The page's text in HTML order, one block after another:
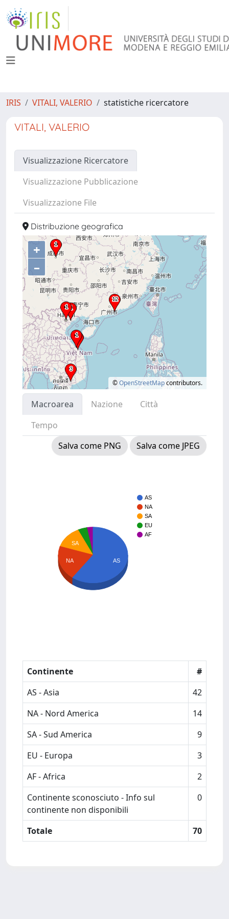
IRIS VITALI, VALERIO statistiche ricercatore
VITALI, VALERIO
Visualizzazione Ricercatore
Visualizzazione Pubblicazione
Visualizzazione File
Distribuzione geografica
+
–
©OpenStreetMapcontributors.
Macroarea Nazione
Città
Tempo
Salva come PNG
Salva come JPEG
AS
NA
SA
EU
AF
SA
NA AS
Continente
#
AS - Asia
42
NA - Nord America
14
SA - Sud America
9
EU - Europa
3
AF - Africa
2
Continente sconosciuto - Info sul
continente non disponibili
0
Totale 70